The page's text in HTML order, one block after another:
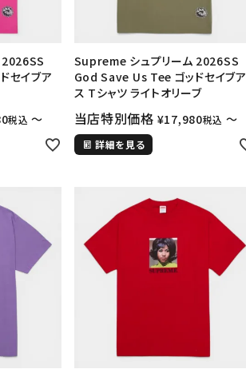
コラボレーションブランドから探す
セイブア
税込 〜
Supreme シュプリーム 2026SS
God Save Us Tee ゴッドセイブア
ス Tシャツ ライトオリーブ
当店特別価格 ¥17,980税込 〜
詳細を見る